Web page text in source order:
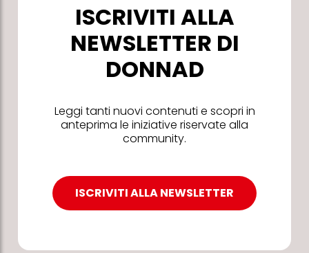
ISCRIVITI ALLA
NEWSLETTER DI
DONNAD
Leggi tanti nuovi contenuti e scopri in
anteprima le iniziative riservate alla
community.
ISCRIVITI ALLA NEWSLETTER